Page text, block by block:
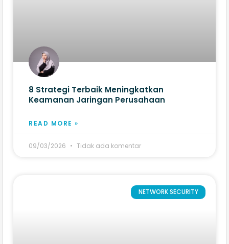
8 Strategi Terbaik Meningkatkan
Keamanan Jaringan Perusahaan
READ MORE »
09/03/2026 Tidak ada komentar
NETWORK SECURITY